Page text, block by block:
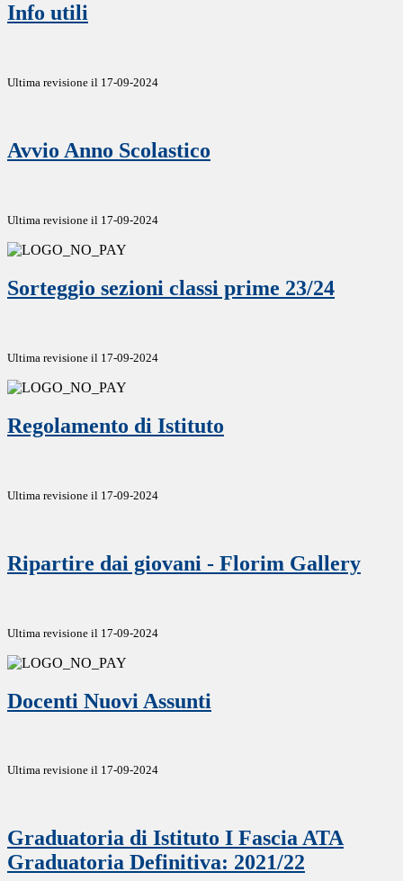
Info utili
Ultima revisione il 17-09-2024
Avvio Anno Scolastico
Ultima revisione il 17-09-2024
Sorteggio sezioni classi prime 23/24
Ultima revisione il 17-09-2024
Regolamento di Istituto
Ultima revisione il 17-09-2024
Ripartire dai giovani - Florim Gallery
Ultima revisione il 17-09-2024
Docenti Nuovi Assunti
Ultima revisione il 17-09-2024
Graduatoria di Istituto I Fascia ATA
Graduatoria Definitiva: 2021/22